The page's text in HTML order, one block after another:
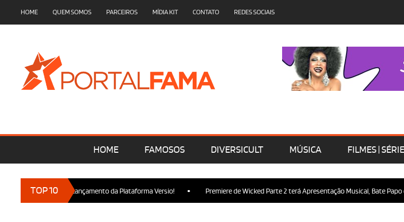
HOME QUEM SOMOS PARCEIROS MÍDIA KIT CONTATO REDES SOCIAIS
HOME FAMOSOS DIVERSICULT MÚSICA FILMES |
TOP 10
presença no Lançamento da Plataforma Versio! Premiere de Wicked Parte 2 terá Apresentação Musical, Bate Papo